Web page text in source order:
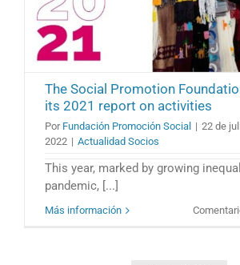
The Social Promotion
its 2021 report on activities
Por Fundación Promoción Social | 22 de
2022 | Actualidad Socios
This year, marked by growing
pandemic, [...]
Más información